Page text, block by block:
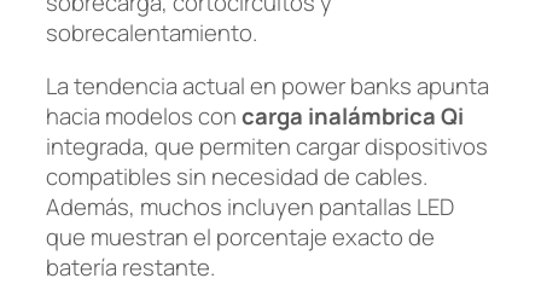
sobrecalentamiento.
La tendencia actual en power banks apunta
hacia modelos concarga inalámbrica Qi
integrada, que permiten cargar dispositivos
compatibles sin necesidad de cables.
Además, muchos incluyen pantallas LED
que muestran el porcentaje exacto de
batería restante.